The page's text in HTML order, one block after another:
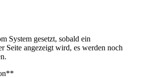
System gesetzt, sobald ein
Seite angezeigt wird, es werden noch